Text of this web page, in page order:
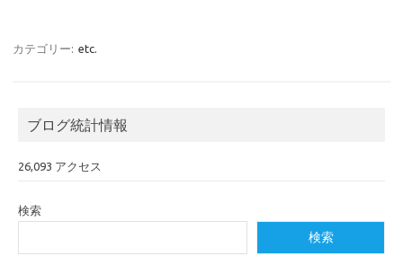
カテゴリー: etc.
ブログ統計情報
26,093 アクセス
検索
検索